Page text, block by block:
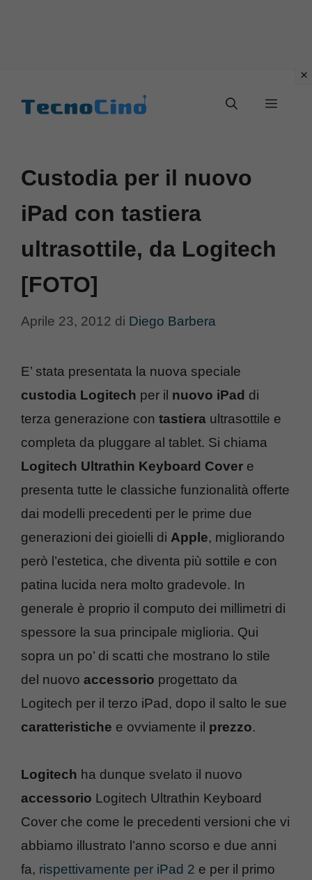
Menu
Custodia per il nuovo
iPad con tastiera
ultrasottile, da Logitech
[FOTO]
Aprile 23, 2012 di Diego Barbera
E’ stata presentata la nuova speciale
custodia Logitech per il nuovo iPad di
terza generazione con tastiera ultrasottile e
completa da pluggare al tablet. Si chiama
Logitech Ultrathin Keyboard Cover e
presenta tutte le classiche funzionalità offerte
dai modelli precedenti per le prime due
generazioni dei gioielli di Apple, migliorando
però l’estetica, che diventa più sottile e con
patina lucida nera molto gradevole. In
generale è proprio il computo dei millimetri di
spessore la sua principale miglioria. Qui
sopra un po’ di scatti che mostrano lo stile
del nuovo accessorio progettato da
Logitech per il terzo iPad, dopo il salto le sue
caratteristiche e ovviamente il prezzo.
Logitech ha dunque svelato il nuovo
accessorio Logitech Ultrathin Keyboard
Cover che come le precedenti versioni che vi
abbiamo illustrato l’anno scorso e due anni
fa, rispettivamente per iPad 2 e per il primo